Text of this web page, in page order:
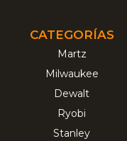
CATEGORÍAS
Martz
Milwaukee
Dewalt
Ryobi
Stanley